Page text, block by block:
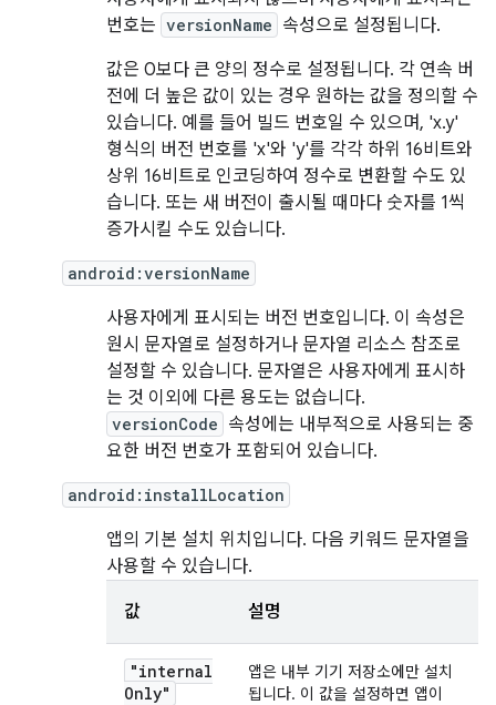
번호는 versionName 속성으로 설정됩니다.
값은 0보다 큰 양의 정수로 설정됩니다. 각 연속 버
전에 더 높은 값이 있는 경우 원하는 값을 정의할 수
있습니다. 예를 들어 빌드 번호일 수 있으며, 'x.y'
형식의 버전 번호를 'x'와 'y'를 각각 하위 16비트와
상위 16비트로 인코딩하여 정수로 변환할 수도 있
습니다. 또는 새 버전이 출시될 때마다 숫자를 1씩
증가시킬 수도 있습니다.
android:versionName
사용자에게 표시되는 버전 번호입니다. 이 속성은
원시 문자열로 설정하거나 문자열 리소스 참조로
설정할 수 있습니다. 문자열은 사용자에게 표시하
는 것 이외에 다른 용도는 없습니다.
versionCode 속성에는 내부적으로 사용되는 중
요한 버전 번호가 포함되어 있습니다.
android:installLocation
앱의 기본 설치 위치입니다. 다음 키워드 문자열을
사용할 수 있습니다.
값 설명
"internal
Only"
앱은 내부 기기 저장소에만 설치
됩니다. 이 값을 설정하면 앱이